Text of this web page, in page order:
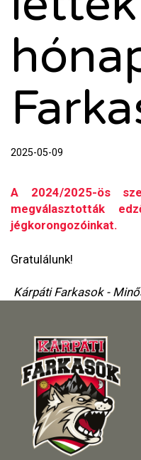
2025-05-09
A 2024/2025-ös
megválasztották
jégkorongozóinkat.
Gratulálunk!
Kárpáti Farkasok -